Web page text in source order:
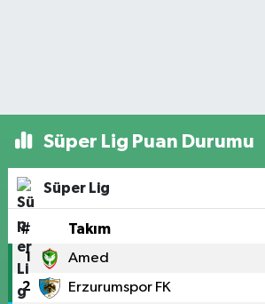
Süper Lig Puan Durumu
Süper Lig
# Takım
1 Amed
2 Erzurumspor FK